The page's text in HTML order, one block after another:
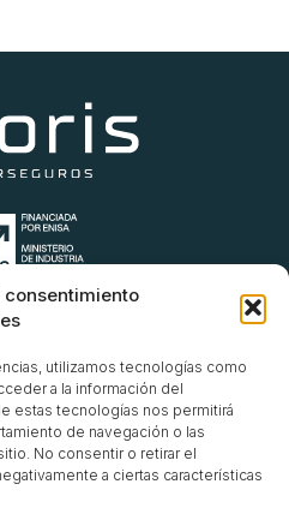
consentimiento
utilizamos tecnologías como
a la información del
estas tecnologías nos permitirá
de navegación o las
No consentir o retirar el
a ciertas características
FAQs
legal
de privacidad